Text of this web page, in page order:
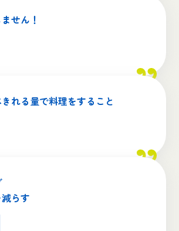
せん！
れる量で料理をすること
らす